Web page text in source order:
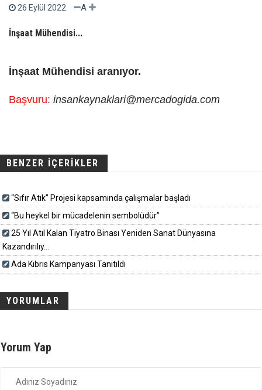
26 Eylül 2022 A
İnşaat Mühendisi...
İnşaat Mühendisi aranıyor.
Başvuru: insankaynaklari@mercadogida.com
BENZER İÇERİKLER
“Sıfır Atık” Projesi kapsamında çalışmalar başladı
“Bu heykel bir mücadelenin sembolüdür”
25 Yıl Atıl Kalan Tiyatro Binası Yeniden Sanat Dünyasına
Kazandırılıy...
Ada Kıbrıs Kampanyası Tanıtıldı
YORUMLAR
Yorum Yap